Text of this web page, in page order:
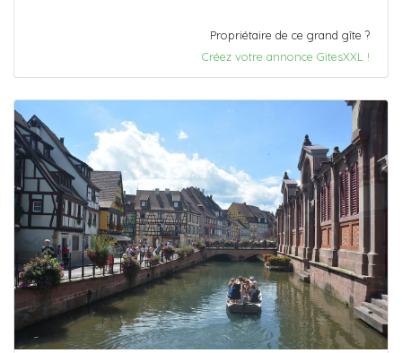
Propriétaire de ce grand gîte ?
Créez votre annonce GitesXXL !